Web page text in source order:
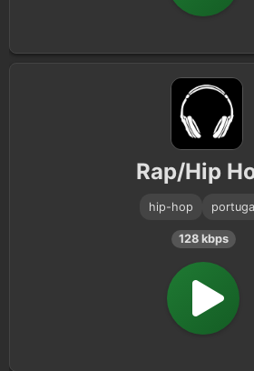
Rap/Hip
hip-hop
128 kbps